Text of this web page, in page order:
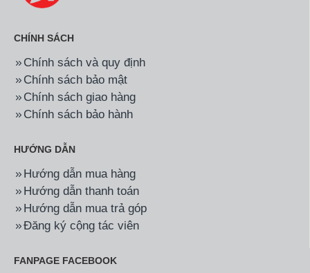
CHÍNH SÁCH
Chính sách và quy định
Chính sách bảo mật
Chính sách giao hàng
Chính sách bảo hành
HƯỚNG DẪN
Hướng dẫn mua hàng
Hướng dẫn thanh toán
Hướng dẫn mua trả góp
Đăng ký cộng tác viên
FANPAGE FACEBOOK